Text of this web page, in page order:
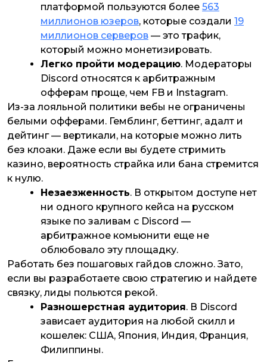
платформой пользуются более 563
миллионов юзеров, которые создали 19
миллионов серверов — это трафик,
который можно монетизировать.
Легко пройти модерацию. Модераторы
Discord относятся к арбитражным
офферам проще, чем FB и Instagram.
Из-за лояльной политики вебы не ограничены
белыми офферами. Гемблинг, беттинг, адалт и
дейтинг — вертикали, на которые можно лить
без клоаки. Даже если вы будете стримить
казино, вероятность страйка или бана стремится
к нулю.
Незаезженность. В открытом доступе нет
ни одного крупного кейса на русском
языке по заливам с Discord —
арбитражное комьюнити еще не
облюбовало эту площадку.
Работать без пошаговых гайдов сложно. Зато,
если вы разработаете свою стратегию и найдете
связку, лиды польются рекой.
Разношерстная аудитория. В Discord
зависает аудитория на любой скилл и
кошелек: США, Япония, Индия, Франция,
Филиппины.